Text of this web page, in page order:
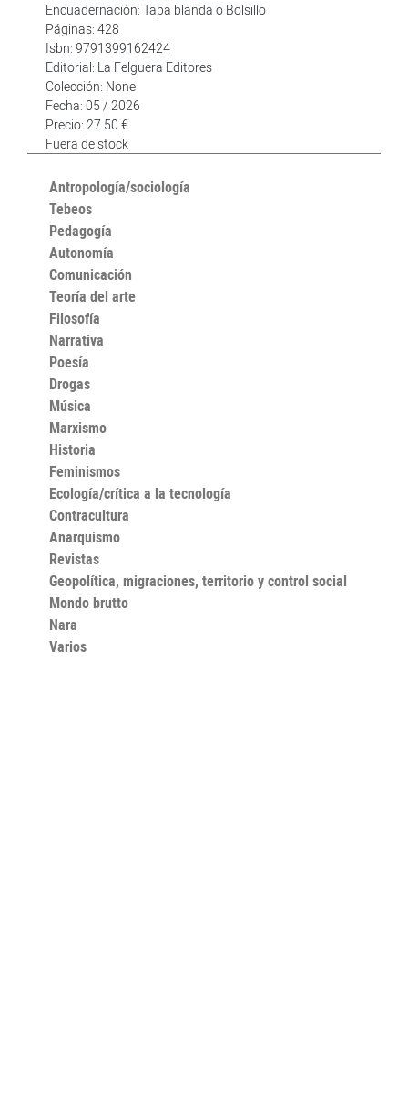
Encuadernación: Tapa blanda o Bolsillo
Páginas: 428
Isbn: 9791399162424
Editorial: La Felguera Editores
Colección: None
Fecha: 05 / 2026
Precio: 27.50 €
Fuera de stock
Antropología/sociología
Tebeos
Pedagogía
Autonomía
Comunicación
Teoría del arte
Filosofía
Narrativa
Poesía
Drogas
Música
Marxismo
Historia
Feminismos
Ecología/crítica a la tecnología
Contracultura
Anarquismo
Revistas
Geopolítica, migraciones, territorio y control social
Mondo brutto
Nara
Varios